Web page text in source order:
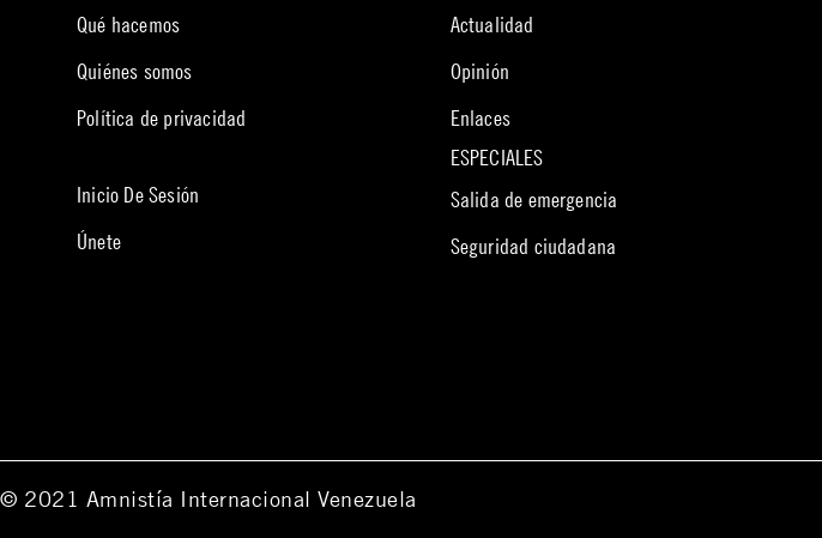
Qué hacemos
Quiénes somos
Política de privacidad
Inicio De Sesión
Únete
Actualidad
Opinión
Enlaces
ESPECIALES
Salida de emergencia
Seguridad ciudadana
© 2021 Amnistía Internacional Venezuela